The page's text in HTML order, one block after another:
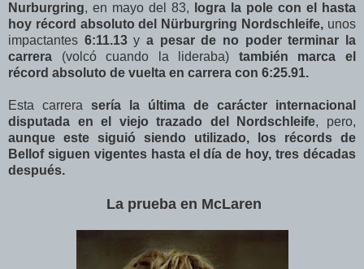
Nurburgring, en mayo del 83,
logra la pole con el hasta
hoy récord absoluto del Nürburgring Nordschleife, unos
impactantes 6:11.13y a pesar de no poder terminar la
carrera (volcó cuando la lideraba) también marca el
récord absoluto de vuelta en carrera con 6:25.91.
Esta carrera sería la última de carácter internacional
disputada en el viejo trazado del Nordschleife, pero,
aunque este siguió siendo utilizado, los récords de
Bellof siguen vigentes hasta el día de hoy, tres décadas
después.
La prueba en McLaren